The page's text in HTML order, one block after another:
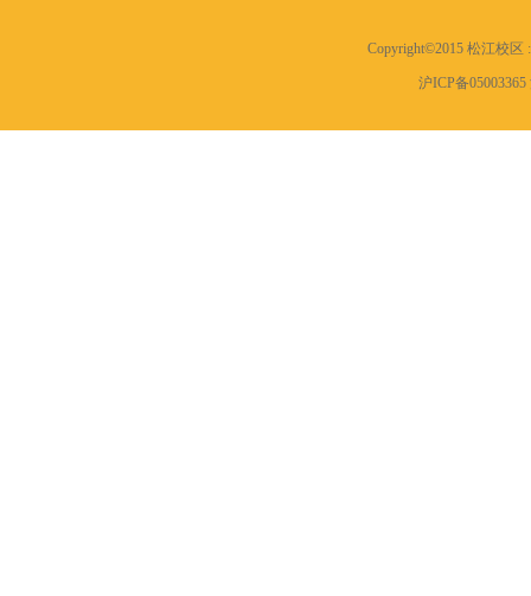
Copyright©2015 松江校区
沪ICP备